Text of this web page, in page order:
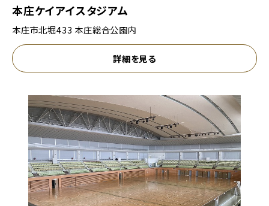
本庄ケイアイスタジアム
本庄市北堀433 本庄総合公園内
詳細を見る